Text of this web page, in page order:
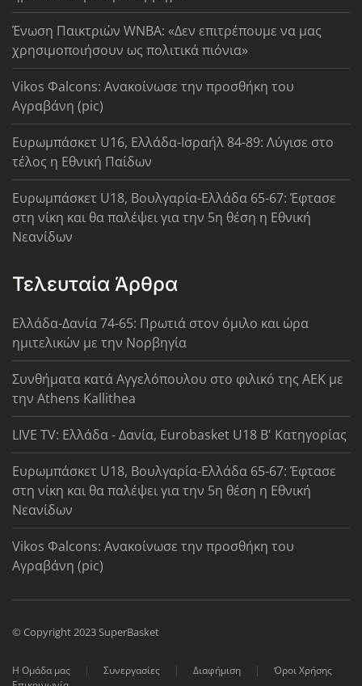
Ένωση Παικτριών WNBA: «Δεν επιτρέπουμε να μας
χρησιμοποιήσουν ως πολιτικά πιόνια»
Vikos Φalcons: Ανακοίνωσε την προσθήκη του
Αγραβάνη (pic)
Ευρωμπάσκετ U16, Ελλάδα-Ισραήλ 84-89: Λύγισε στο
τέλος η Εθνική Παίδων
Ευρωμπάσκετ U18, Βουλγαρία-Ελλάδα 65-67: Έφτασε
στη νίκη και θα παλέψει για την 5η θέση η Εθνική
Νεανίδων
Τελευταία Άρθρα
Ελλάδα-Δανία 74-65: Πρωτιά στον όμιλο και ώρα
ημιτελικών με την Νορβηγία
Συνθήματα κατά Αγγελόπουλου στο φιλικό της ΑΕΚ με
την Athens Kallithea
LIVE TV: Ελλάδα - Δανία, Eurobasket U18 Β' Κατηγορίας
Ευρωμπάσκετ U18, Βουλγαρία-Ελλάδα 65-67: Έφτασε
στη νίκη και θα παλέψει για την 5η θέση η Εθνική
Νεανίδων
Vikos Φalcons: Ανακοίνωσε την προσθήκη του
Αγραβάνη (pic)
© Copyright 2023 SuperBasket
Η Ομάδα μας Συνεργασίες Διαφήμιση
Όροι Χρήσης